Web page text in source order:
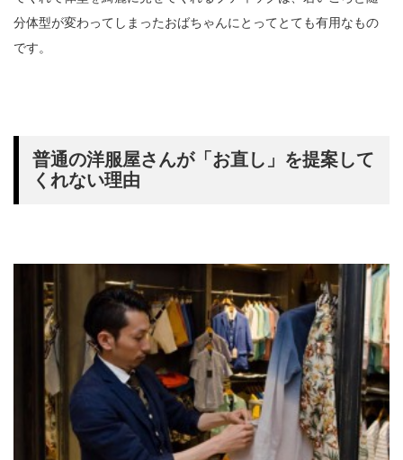
分体型が変わってしまったおばちゃんにとってとても有用なもの
です。
普通の洋服屋さんが「お直し」を提案して
くれない理由